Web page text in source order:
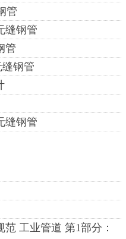
管
缝钢管
管
缝钢管
缝钢管
范 工业管道 第1部分：